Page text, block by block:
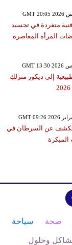
متفردة في تجسيد
المرأة المعاصرة
إلى ديكور منزلكِ
عن السرطان في
المبكرة
صحة سياحة
وحلول